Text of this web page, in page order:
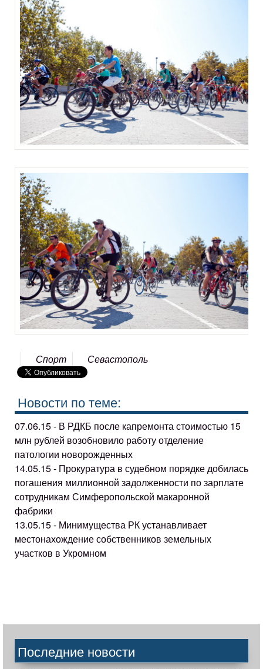
Спорт Севастополь
Новости по теме:
07.06.15 - В РДКБ после капремонта стоимостью 15
млн рублей возобновило работу отделение
патологии новорожденных
14.05.15 - Прокуратура в судебном порядке добилась
погашения миллионной задолженности по зарплате
сотрудникам Симферопольской макаронной
фабрики
13.05.15 - Минимущества РК устанавливает
местонахождение собственников земельных
участков в Укромном
Последние новости